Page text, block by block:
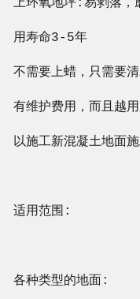
上环氧地坪:易剥落，
用寿命3-5年
不需要上蜡，只需要
有维护费用，而且越
以施工新混凝土地面
适用范围:
各种类型的地面: